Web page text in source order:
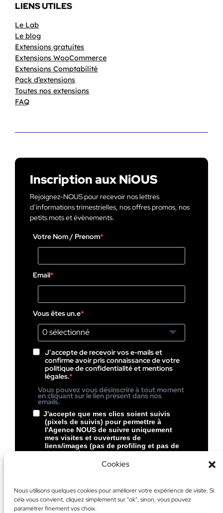
Cookies
Nous utilisons quelques cookies pour améliorer votre expérience de visite. Si
cela vous convient, cliquez simplement sur "ok", sinon, vous pouvez
paramétrer finement vos choix.
LIENS UTILES
Le Lab
Le blog
Extensions gratuites
Extensions WooCommerce
Extensions Comptabilité
Pack d’extensions
Toutes nos extensions
FAQ
Inscription aux NiOUS
Rejoignez-NOUS pour recevoir nos lettres
d’informations trimestrielles, nos offres promos, nos
petits mots et évènements.
Votre Nom / Prenom
Email
Vous êtes un.e
0 sélectionné
J’accepte de recevoir vos e-mails et
confirme avoir pris connaissance de votre
politique de confidentialité et mentions
légales.
Vous pouvez vous désinscrire à tout moment
en cliquant sur le lien présent dans nos
emails.
J'accepte que mes clics soient suivis
(pixels de suivis) pour permettre à
l'Agence NOUS de suivre uniquement
mes visites et ouvertures de
liens/images (pas de profiling et pas de
pubs ciblées chez NOUS).
Vous pouvez vous désinscrire à tout moment
S’inscrire